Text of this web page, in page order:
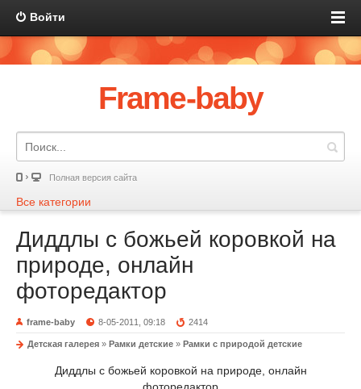
Войти
Frame-baby
Полная версия сайта
Все категории
Диддлы с божьей коровкой на
природе, онлайн
фоторедактор
frame-baby 8-05-2011, 09:18 2414
Детская галерея » Рамки детские » Рамки с природой детские
Диддлы с божьей коровкой на природе, онлайн